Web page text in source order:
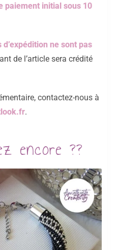
paiement initial sous 10
d’expédition ne sont pas
de l’article sera crédité
contactez-nous à
.
encore ??